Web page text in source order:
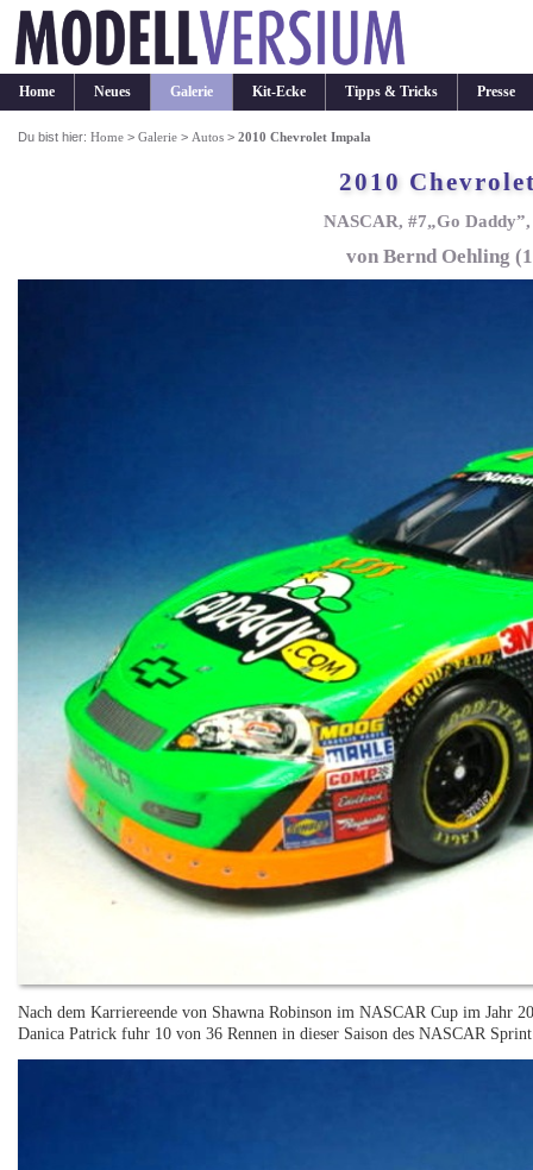
Home Neues Galerie Kit-Ecke Tipps & Tricks Presse
Du bist hier:Home >Galerie > Autos >2010 Chevrolet Impala
2010
NASCAR, #7„Go
von Bernd Oehling
Nach dem Karriereende von Shawna Robinson im NASCAR Cup im Jahr
Danica Patrick fuhr 10 von 36 Rennen in dieser Saison des NASCAR